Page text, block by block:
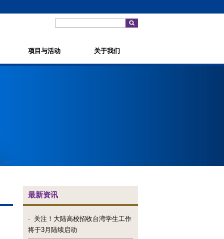
项目与活动 关于我们
最新资讯
· 关注！大陆高校招收台湾学生工作
将于3月陆续启动